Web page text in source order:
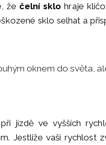
že čelní sklo hraje
sklo selhat a
oknem do světa,
jízdě ve vyšších
Jestliže vaši rychlost